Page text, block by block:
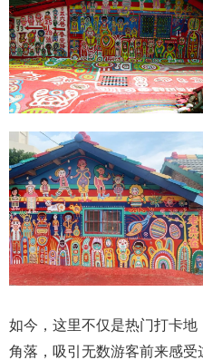
如今，这里不仅是热门打卡
角落，吸引无数游客前来感受